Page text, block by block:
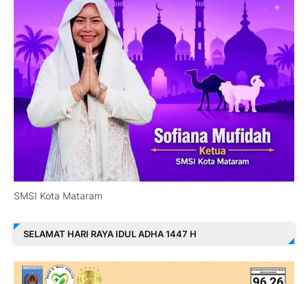
SMSI Kota Mataram
SELAMAT HARI RAYA IDUL ADHA 1447 H